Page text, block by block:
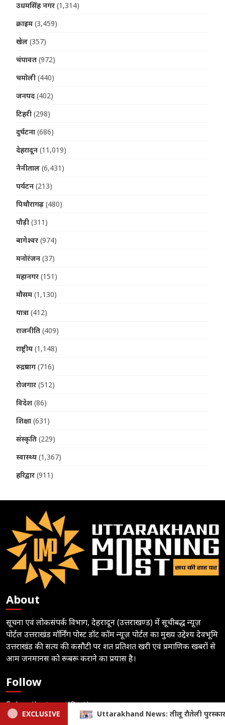
उधमसिंह नगर (1,314)
क्राइम (3,459)
खेल (357)
चंपावत (972)
चमोली (440)
जनपद (402)
टिहरी (298)
दुर्घटना (686)
देहरादून (11,019)
नैनीताल (6,431)
पर्यटन (213)
पिथौरागढ़ (480)
पौड़ी (311)
बागेश्वर (974)
मनोरंजन (37)
महानगर (151)
मौसम (1,130)
यात्रा (412)
राजनीति (409)
राष्ट्रीय (1,148)
रुद्रप्रयाग (716)
रोजगार (512)
विदेश (86)
शिक्षा (631)
संस्कृति (229)
स्वास्थ्य (1,367)
हरिद्वार (911)
About
सूचना एवं लोकसंपर्क विभाग, देहरादून (उत्तराखण्ड) में सूचीबद्ध न्यूज़
पोर्टल उत्तराखंड मॉर्निंग पोस्ट डॉट कॉम न्यूज़ पोर्टल का मुख्य उद्देश्य देवभूमि
उत्तराखंड की सत्य की कसौटी पर शत प्रतिशत खरी एवं प्रमाणिक खबरों से
आम जनमानस को रूबरू कराने का प्रयास है।
Follow
Subscribe to notifications
Author
EXCLUSIVE
रौतेली पुरस्कार 2026 घोषित, 13 वीरांगनाओं को सम्मानित करेंगे सीएम